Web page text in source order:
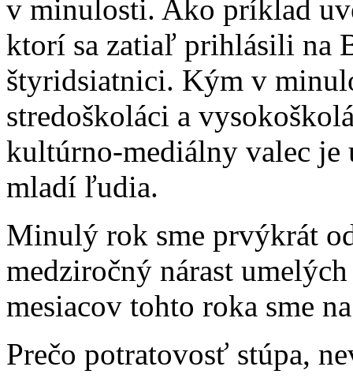
v minulosti. Ako príklad
ktorí sa zatiaľ prihlásili na
štyridsiatnici. Kým v
stredoškoláci a
kultúrno-mediálny valec
mladí ľudia.
Minulý rok sme prvýkrát
medziročný nárast
mesiacov tohto roka sme
Prečo potratovosť stúpa,